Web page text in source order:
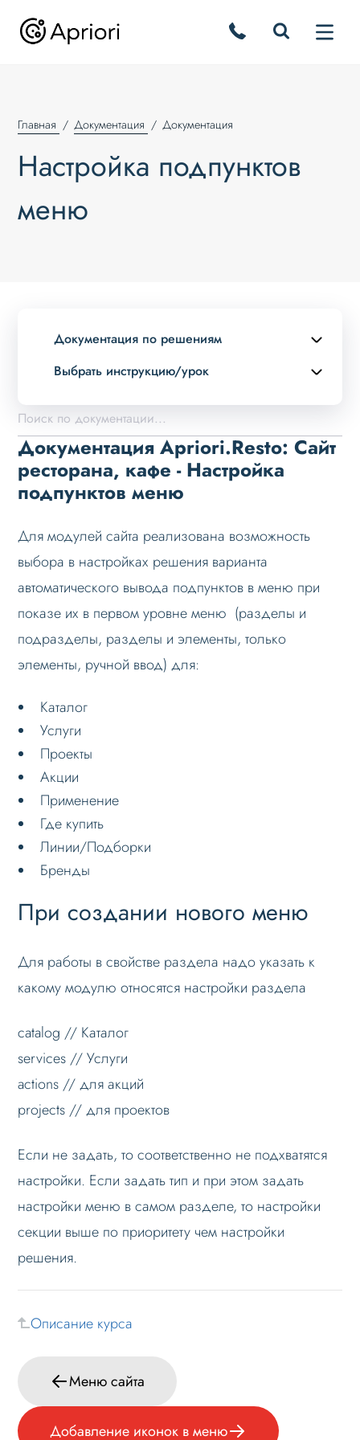
Главная Документация Документация
Настройка подпунктов
меню
Документация по решениям
Выбрать инструкцию/урок
Описание курса
Возможности
Примеры страниц
Установка и обновление
Дизайн
Оформление контента
Мультирегиональность
Меню сайта
Добавление иконок в меню
Блоки / секции сайта
Личный кабинет
Формы и коммуникации
SEO и оптимизация
Лендинги и посадочные страницы
Веб-разработчикам
Документация Apriori.Resto: Сайт
ресторана, кафе - Настройка
подпунктов меню
Для модулей сайта реализована возможность
выбора в настройках решения варианта
автоматического вывода подпунктов в меню при
показе их в первом уровне меню (разделы и
подразделы, разделы и элементы, только
элементы, ручной ввод) для:
Каталог
Услуги
Проекты
Акции
Применение
Где купить
Линии/Подборки
Бренды
При создании нового меню
Для работы в свойстве раздела надо указать к
какому модулю относятся настройки раздела
catalog // Каталог
services // Услуги
actions // для акций
projects // для проектов
Если не задать, то соответственно не подхватятся
настройки. Если задать тип и при этом задать
настройки меню в самом разделе, то настройки
секции выше по приоритету чем настройки
решения.
Описание курса
Меню сайта
Добавление иконок в меню